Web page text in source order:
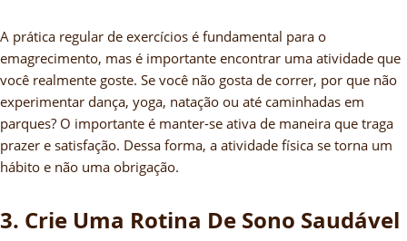
A prática regular de exercícios é fundamental para o
emagrecimento, mas é importante encontrar uma atividade que
você realmente goste. Se você não gosta de correr, por que não
experimentar dança, yoga, natação ou até caminhadas em
parques? O importante é manter-se ativa de maneira que traga
prazer e satisfação. Dessa forma, a atividade física se torna um
hábito e não uma obrigação.
3. Crie Uma Rotina De Sono Saudável